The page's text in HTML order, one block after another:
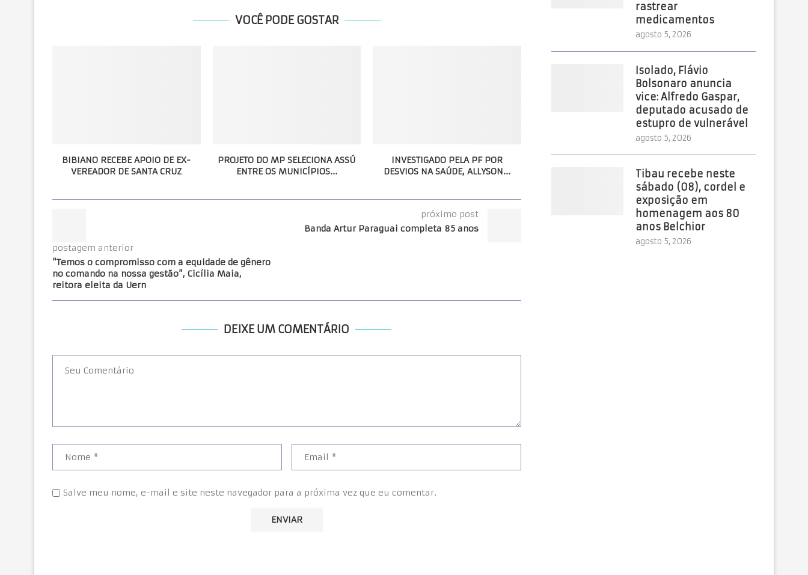
VOCÊ PODE GOSTAR
BIBIANO RECEBE APOIO DE EX-
VEREADOR DE SANTA CRUZ
PROJETO DO MP SELECIONA ASSÚ
ENTRE OS MUNICÍPIOS...
INVESTIGADO PELA PF POR
DESVIOS NA SAÚDE, ALLYSON...
postagem anterior
“Temos o compromisso com a equidade de gênero
no comando na nossa gestão”, Cicília Maia,
reitora eleita da Uern
próximo post
Banda Artur Paraguai completa 85 anos
DEIXE UM COMENTÁRIO
Salve meu nome, e-mail e site neste navegador para a próxima vez que eu comentar.
rastrear
medicamentos
agosto 5, 2026
Isolado, Flávio
Bolsonaro anuncia
vice: Alfredo Gaspar,
deputado acusado de
estupro de vulnerável
agosto 5, 2026
Tibau recebe neste
sábado (08), cordel e
exposição em
homenagem aos 80
anos Belchior
agosto 5, 2026